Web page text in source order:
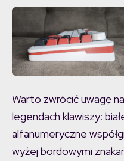
Warto zwrócić uwagę
legendach klawiszy:
alfanumeryczne
wyżej bordowymi